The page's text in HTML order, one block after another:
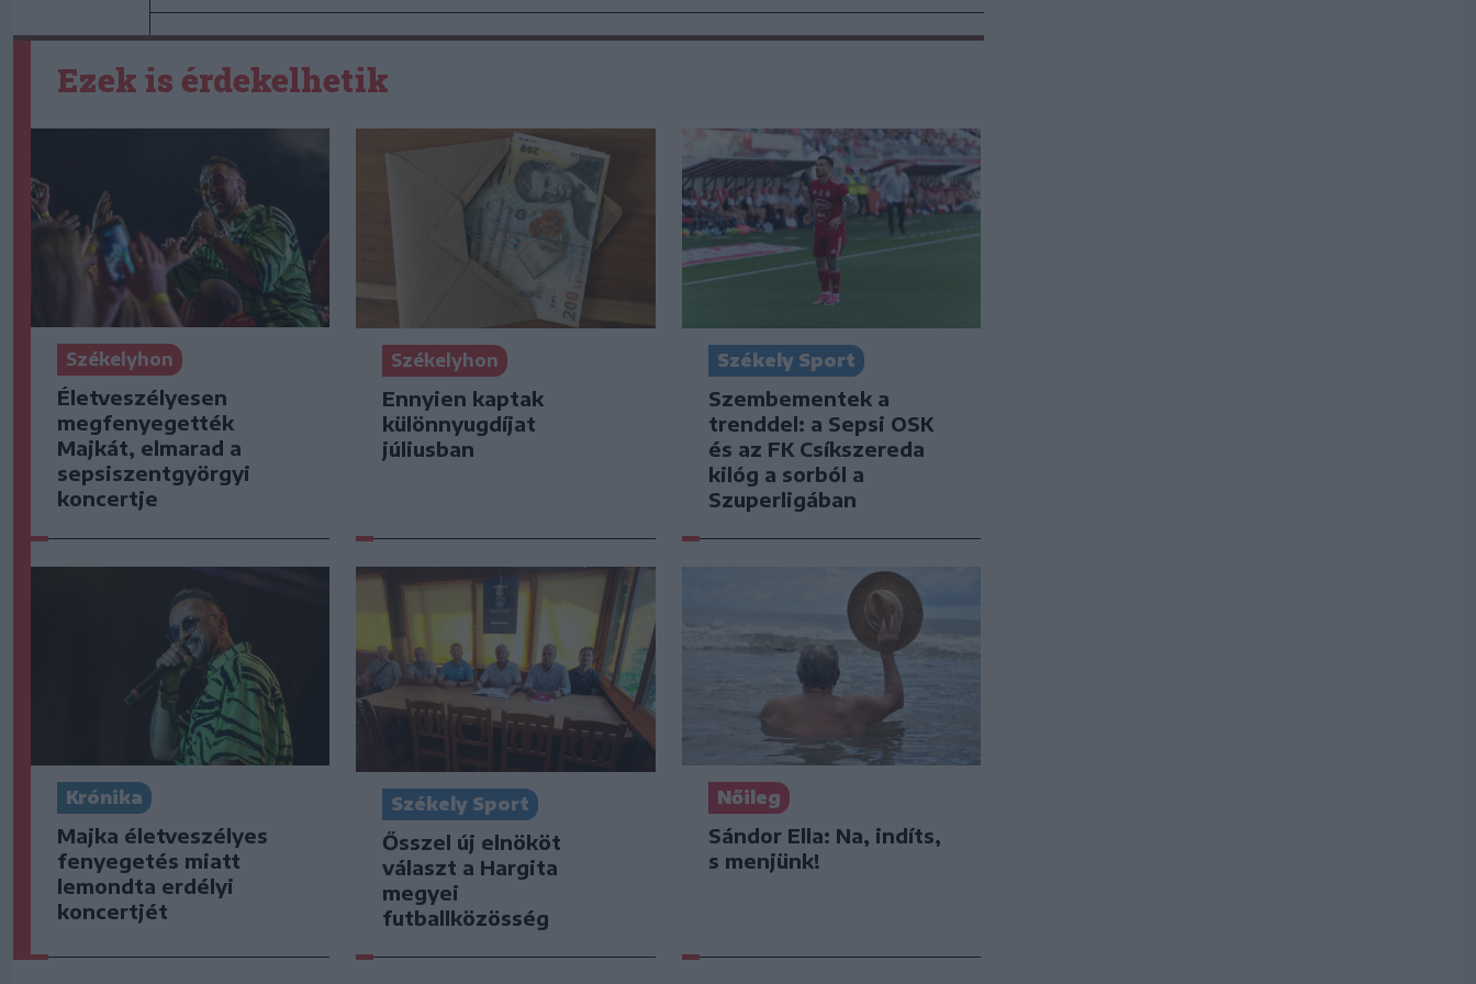
Ezek is érdekelhetik
Székelyhon
Életveszélyesen
megfenyegették
Majkát, elmarad a
sepsiszentgyörgyi
koncertje
Székelyhon
Ennyien kaptak
különnyugdíjat
júliusban
Székely Sport
Szembementek a
trenddel: a Sepsi OSK
és az FK Csíkszereda
kilóg a sorból a
Szuperligában
Krónika
Majka életveszélyes
fenyegetés miatt
lemondta erdélyi
koncertjét
Székely Sport
Ősszel új elnököt
választ a Hargita
megyei
futballközösség
Nőileg
Sándor Ella: Na, indíts,
s menjünk!